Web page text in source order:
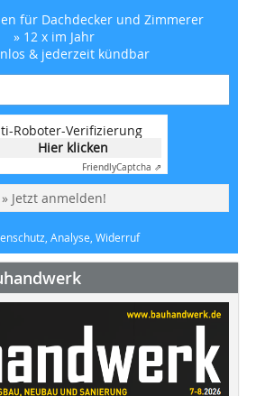
für Dachdecker und Zimmerer
» 12 x im Jahr
& jederzeit kündbar
Roboter-Verifizierung
Hier klicken
FriendlyCaptcha ⇗
» Jetzt anmelden!
Analyse, Widerruf